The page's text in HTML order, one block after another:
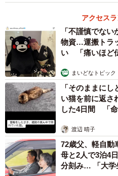
航路開放のカードは危険
しかし、この構想の実現には
い。ロシアや北朝鮮にとって
日本海への直接的な権益を認
な優位性を切り崩されるリス
の連携が強調される裏側で、
警戒感は根強いとされる。北
放のカードは中国から最大限
ための外交交渉の切り札であ
けではないとの見方もある。
アクセス
「不謹慎でな
物資…運搬トラ
い 「痛いほど
まいどなトピック
「そのままに
い猫を前に返
した4日間 「命
渡辺 晴子
72歳父、軽自
母と2人で3泊4
分刻み… 「大学